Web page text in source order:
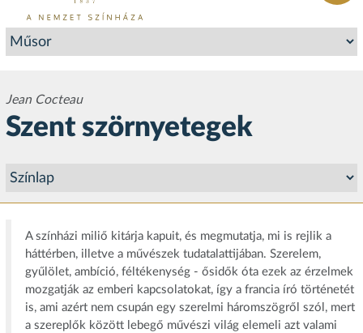
Jean Cocteau
Szent szörnyetegek
A színházi miliő kitárja kapuit, és megmutatja, mi is rejlik a
háttérben, illetve a művészek tudatalattijában. Szerelem,
gyűlölet, ambíció, féltékenység - ősidők óta ezek az érzelmek
mozgatják az emberi kapcsolatokat, így a francia író történetét
is, ami azért nem csupán egy szerelmi háromszögről szól, mert
a szereplők között lebegő művészi világ elemeli azt valami